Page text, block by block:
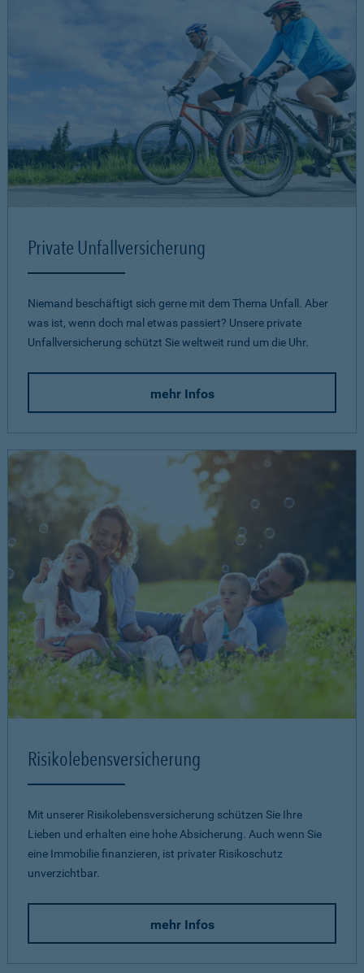
Private Unfallversicherung
Niemand beschäftigt sich gerne mit dem Thema Unfall. Aber
was ist, wenn doch mal etwas passiert? Unsere private
Unfallversicherung schützt Sie weltweit rund um die Uhr.
mehr Infos
Risikolebensversicherung
Mit unserer Risikolebensversicherung schützen Sie Ihre
Lieben und erhalten eine hohe Absicherung. Auch wenn Sie
eine Immobilie finanzieren, ist privater Risikoschutz
unverzichtbar.
mehr Infos